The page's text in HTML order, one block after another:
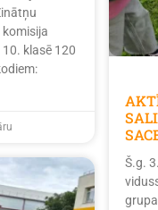
klasē 120
Š.g.